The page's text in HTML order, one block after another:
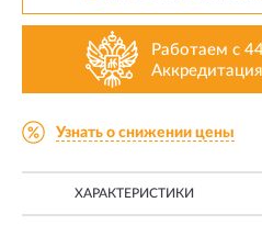
Работаем с
Узнать о снижении цены
ХАРАКТЕРИСТИКИ